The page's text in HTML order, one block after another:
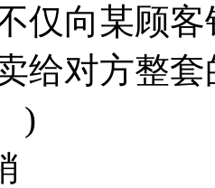
仅向某顾
给对方整
)
色营